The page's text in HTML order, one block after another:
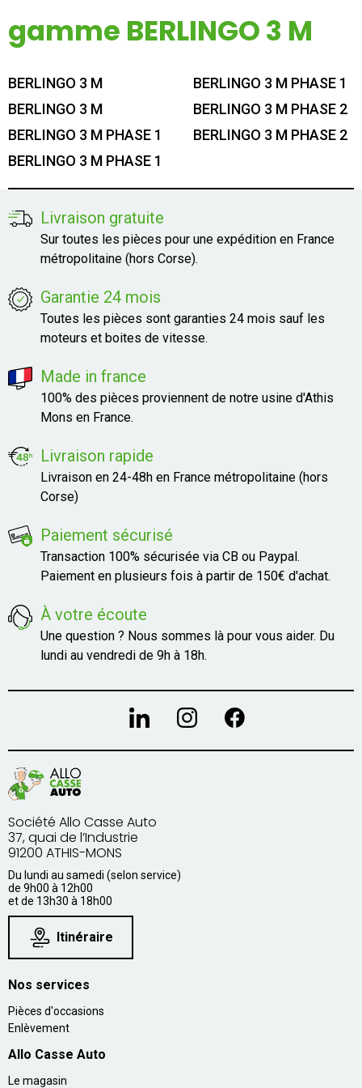
01 60 48 23 09
gamme BERLINGO 3 M
BERLINGO 3 M
BERLINGO 3 M
BERLINGO 3 M PHASE 1
BERLINGO 3 M PHASE 1
BERLINGO 3 M PHASE 1
BERLINGO 3 M PHASE 2
BERLINGO 3 M PHASE 2
Livraison gratuite
Sur toutes les pièces pour une expédition en France
métropolitaine (hors Corse).
Garantie 24 mois
Toutes les pièces sont garanties 24 mois sauf les
moteurs et boites de vitesse.
Made in france
100% des pièces proviennent de notre usine d'Athis
Mons en France.
Livraison rapide
Livraison en 24-48h en France métropolitaine (hors
Corse)
Paiement sécurisé
Transaction 100% sécurisée via CB ou Paypal.
Paiement en plusieurs fois à partir de 150€ d'achat.
À votre écoute
Une question ? Nous sommes là pour vous aider. Du
lundi au vendredi de 9h à 18h.
Société Allo Casse Auto
37, quai de l’Industrie
91200 ATHIS-MONS
Du lundi au samedi (selon service)
de 9h00 à 12h00
et de 13h30 à 18h00
Itinéraire
Nos services
Pièces d'occasions
Enlèvement
Allo Casse Auto
Le magasin